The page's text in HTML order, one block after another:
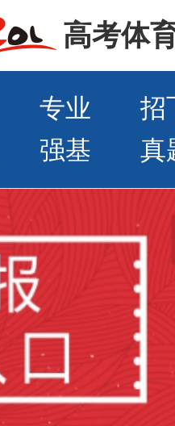
高考体
专业
招
强基 真